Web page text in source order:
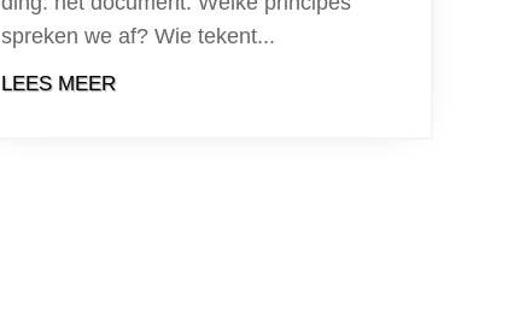
spreken we af? Wie tekent...
LEES MEER